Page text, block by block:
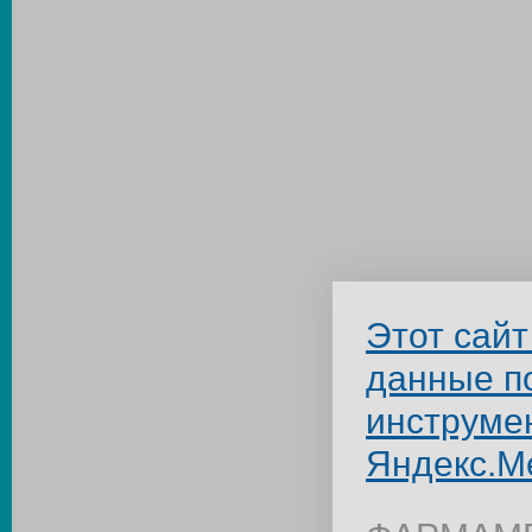
Этот
данные